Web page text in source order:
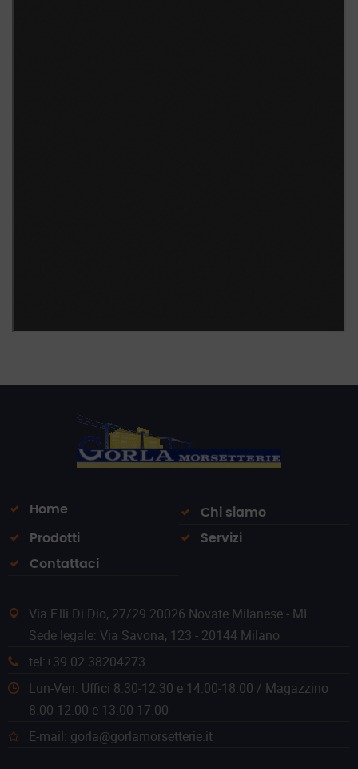
Home
Chi siamo
Prodotti
Servizi
Contattaci
Via F.lli Di Dio, 27/29 20026 Novate Milanese - MI
Sede legale: Via Savona, 123 - 20144 Milano
tel:+39 02 38204273
Lun-Ven: Uffici 8.30-12.30 e 14.00-18.00 / Magazzino
8.00-12.00 e 13.00-17.00
E-mail: gorla@gorlamorsetterie.it